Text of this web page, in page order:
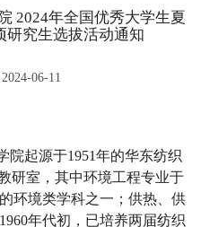
2024年全国优秀大学生夏
研究生选拔活动通知
06-11
院起源于1951年的华东纺织
研室，其中环境工程专业于
环境类学科之一；供热、供
1960年代初，已培养两届纺织